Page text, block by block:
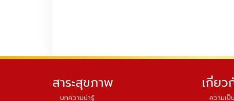
สาระสุขภาพ
บทความน่ารู้
เกี่ยว
ความเป็